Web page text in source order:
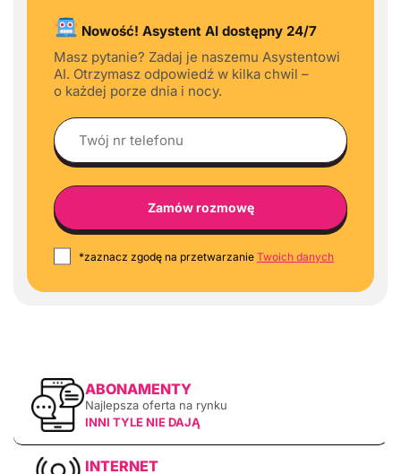
Nowość! Asystent AI dostępny 24/7
Masz pytanie? Zadaj je naszemu Asystentowi
AI. Otrzymasz odpowiedź w kilka chwil –
o każdej porze dnia i nocy.
*zaznacz zgodę na przetwarzanie Twoich danych
ABONAMENTY
Najlepsza oferta na rynku
INNI TYLE NIE DAJĄ
INTERNET